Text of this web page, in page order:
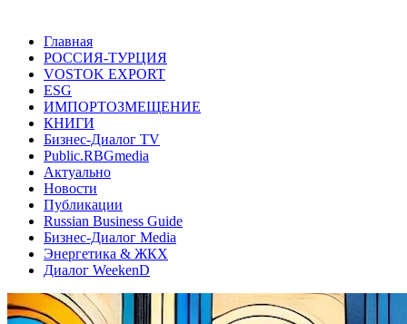
Главная
РОССИЯ-ТУРЦИЯ
VOSTOK EXPORT
ESG
ИМПОРТОЗМЕЩЕНИЕ
КНИГИ
Бизнес-Диалог TV
Public.RBGmedia
Актуально
Новости
Публикации
Russian Business Guide
Бизнес-Диалог Media
Энергетика & ЖКХ
Диалог WeekenD